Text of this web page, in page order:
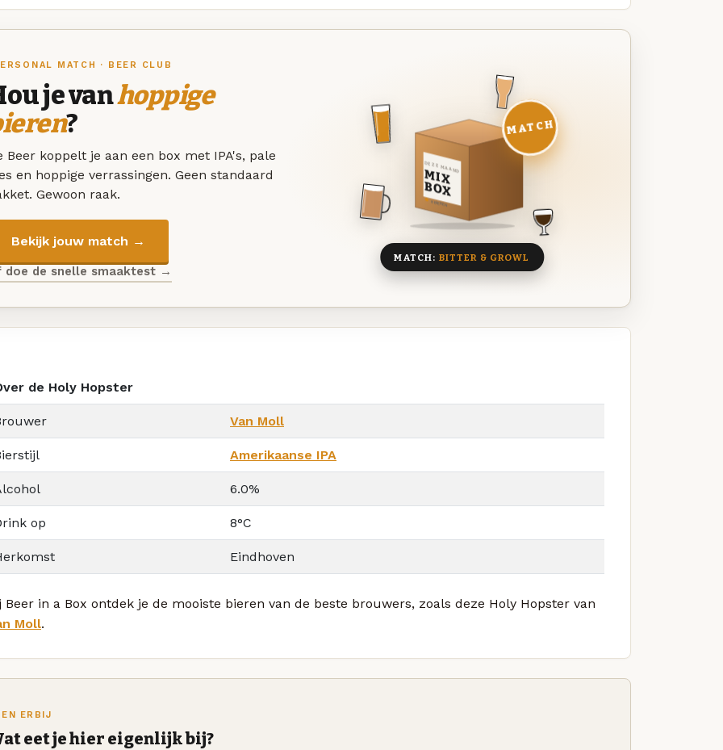
MATCH · BEER CLUB
je vanhoppige
?
Beer koppelt je aan een box met IPA's, pale
en hoppige verrassingen. Geen standaard
Gewoon raak.
Bekijk jouw match →
doe de snelle smaaktest →
DEZE MAAND
MIX
BOX
8 BIEREN
MATCH
MATCH: BITTER & GROWL
de Holy Hopster
Van Moll
Amerikaanse IPA
6.0%
op 8°C
Eindhoven
Beer in a Box ontdek je de mooiste bieren van de beste brouwers, zoals deze Holy Hopster van
Moll.
ERBIJ
eet je hier eigenlijk bij?